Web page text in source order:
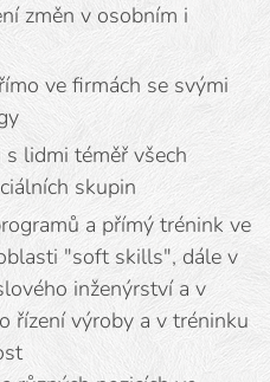
změn v osobním i
ve firmách se svými
lidmi téměř všech
skupin
a přímý trénink ve
"soft skills", dále v
inženýrství a v
řízení výroby a v tréninku